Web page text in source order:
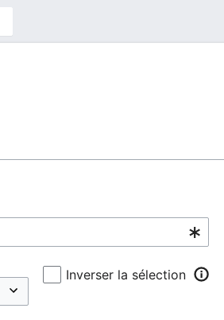
Inverser la sélection